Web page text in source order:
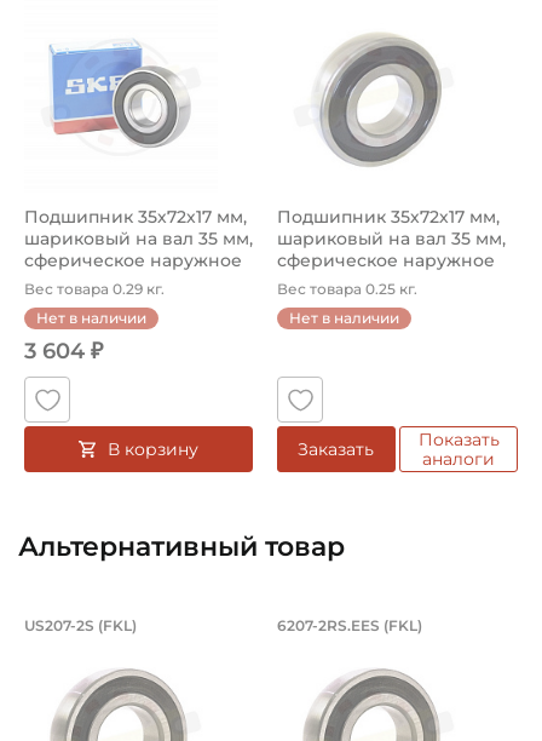
Ширина наружного кольца (С):
Ширина в сборе (Монтажная):
Динамическая грузоподъёмность "C":
25,5 кН
Статическая грузоподъёмность "Сo":
15,3 кН
Тип посадочного отверстия на вал:
Круг
Тип наружного кольца:
Вид уплотнения:
Уплотнение 2RS1
Способ фиксации на вал:
Способ фиксации подшипника в корпусе:
Шероховатость
Подшипник 35х72х17 мм,
шариковый на вал 35 мм,
сферическое наружное
кол...
Вес товара 0.29 кг.
Нет в наличии
3 604 ₽
В корзину
Подшипник 35х72х17 мм,
шариковый на вал 35 мм,
сферическое наружное
кол...
Вес товара 0.25 кг.
Нет в наличии
Заказать
Показать
аналоги
Альтернативный товар
Подшипник 35х72х17 мм, шариковый
US207-2S (FKL) Подшипник
6207-2RS.EES (FKL)